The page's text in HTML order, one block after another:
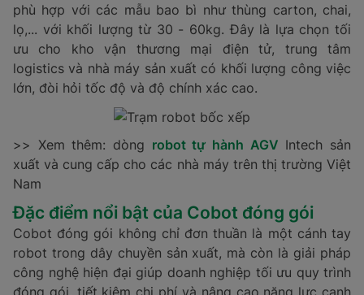
phù hợp với các mẫu bao bì như thùng carton, chai,
lọ,... với khối lượng từ 30 - 60kg. Đây là lựa chọn tối
ưu cho kho vận thương mại điện tử, trung tâm
logistics và nhà máy sản xuất có khối lượng công việc
lớn, đòi hỏi tốc độ và độ chính xác cao.
>> Xem thêm: dòng robot tự hành AGV Intech sản
xuất và cung cấp cho các nhà máy trên thị trường Việt
Nam
Đặc điểm nổi bật của Cobot đóng gói
Cobot đóng gói không chỉ đơn thuần là một cánh tay
robot trong dây chuyền sản xuất, mà còn là giải pháp
công nghệ hiện đại giúp doanh nghiệp tối ưu quy trình
đóng gói, tiết kiệm chi phí và nâng cao năng lực cạnh